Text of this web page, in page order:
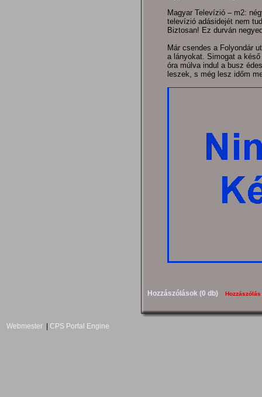
Magyar Televízió – m2:
televízió adásidejét nem
Biztosan! Ez durván
Már csendes a Folyondár
a lányokat. Simogat a
óra múlva indul a busz
leszek, s még lesz időm
Hozzászólások (0 db) Hozzászólás
Webmester CPS Portal Engine